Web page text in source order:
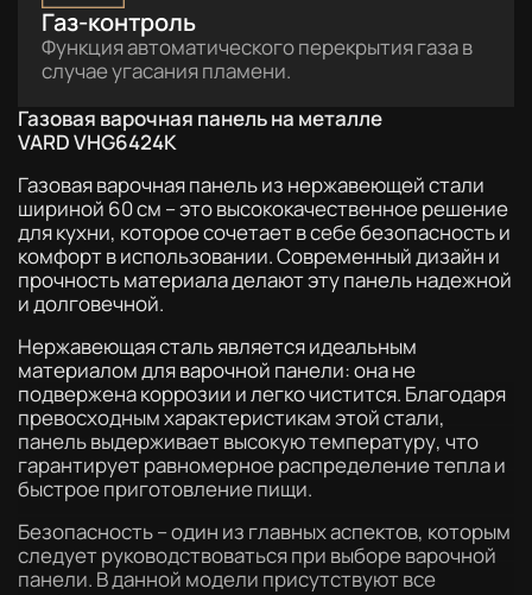
Газ-контроль
Функция автоматического перекрытия газа в
случае угасания пламени.
Газовая варочная панель на металле
VARD VHG6424K
Газовая варочная панель из нержавеющей стали
шириной 60 см – это высококачественное решение
для кухни, которое сочетает в себе безопасность и
комфорт в использовании. Современный дизайн и
прочность материала делают эту панель надежной
и долговечной.
Нержавеющая сталь является идеальным
материалом для варочной панели: она не
подвержена коррозии и легко чистится. Благодаря
превосходным характеристикам этой стали,
панель выдерживает высокую температуру, что
гарантирует равномерное распределение тепла и
быстрое приготовление пищи.
Безопасность – один из главных аспектов, которым
следует руководствоваться при выборе варочной
панели. В данной модели присутствуют все